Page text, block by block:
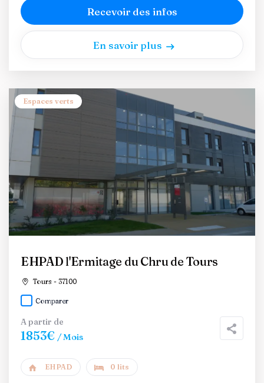
Recevoir des infos
En savoir plus
Espaces verts
EHPAD l'Ermitage du Chru de Tours
Tours - 37100
Comparer
A partir de
1853€ / Mois
EHPAD 0 lits